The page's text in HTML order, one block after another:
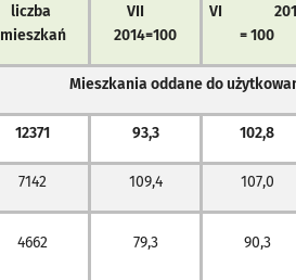
liczba
mieszkań
VII
2014=100
VI
= 100
Mieszkania oddane do
12371 93,3 102,8
7142 109,4 107,0
4662 79,3 90,3